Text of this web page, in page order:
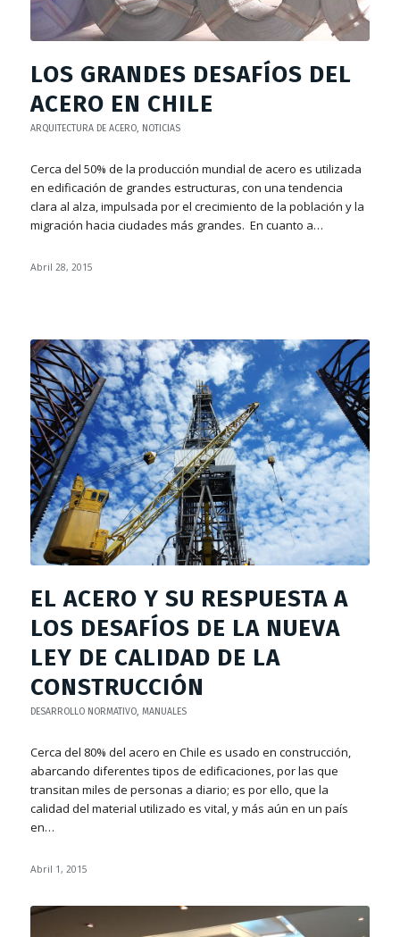
LOS GRANDES DESAFÍOS DEL
ACERO EN CHILE
ARQUITECTURA DE ACERO, NOTICIAS
Cerca del 50% de la producción mundial de acero es utilizada
en edificación de grandes estructuras, con una tendencia
clara al alza, impulsada por el crecimiento de la población y la
migración hacia ciudades más grandes. En cuanto a…
Abril 28, 2015
EL ACERO Y SU RESPUESTA A
LOS DESAFÍOS DE LA NUEVA
LEY DE CALIDAD DE LA
CONSTRUCCIÓN
DESARROLLO NORMATIVO, MANUALES
Cerca del 80% del acero en Chile es usado en construcción,
abarcando diferentes tipos de edificaciones, por las que
transitan miles de personas a diario; es por ello, que la
calidad del material utilizado es vital, y más aún en un país
en…
Abril 1, 2015